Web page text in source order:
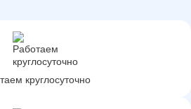
круглосуточно